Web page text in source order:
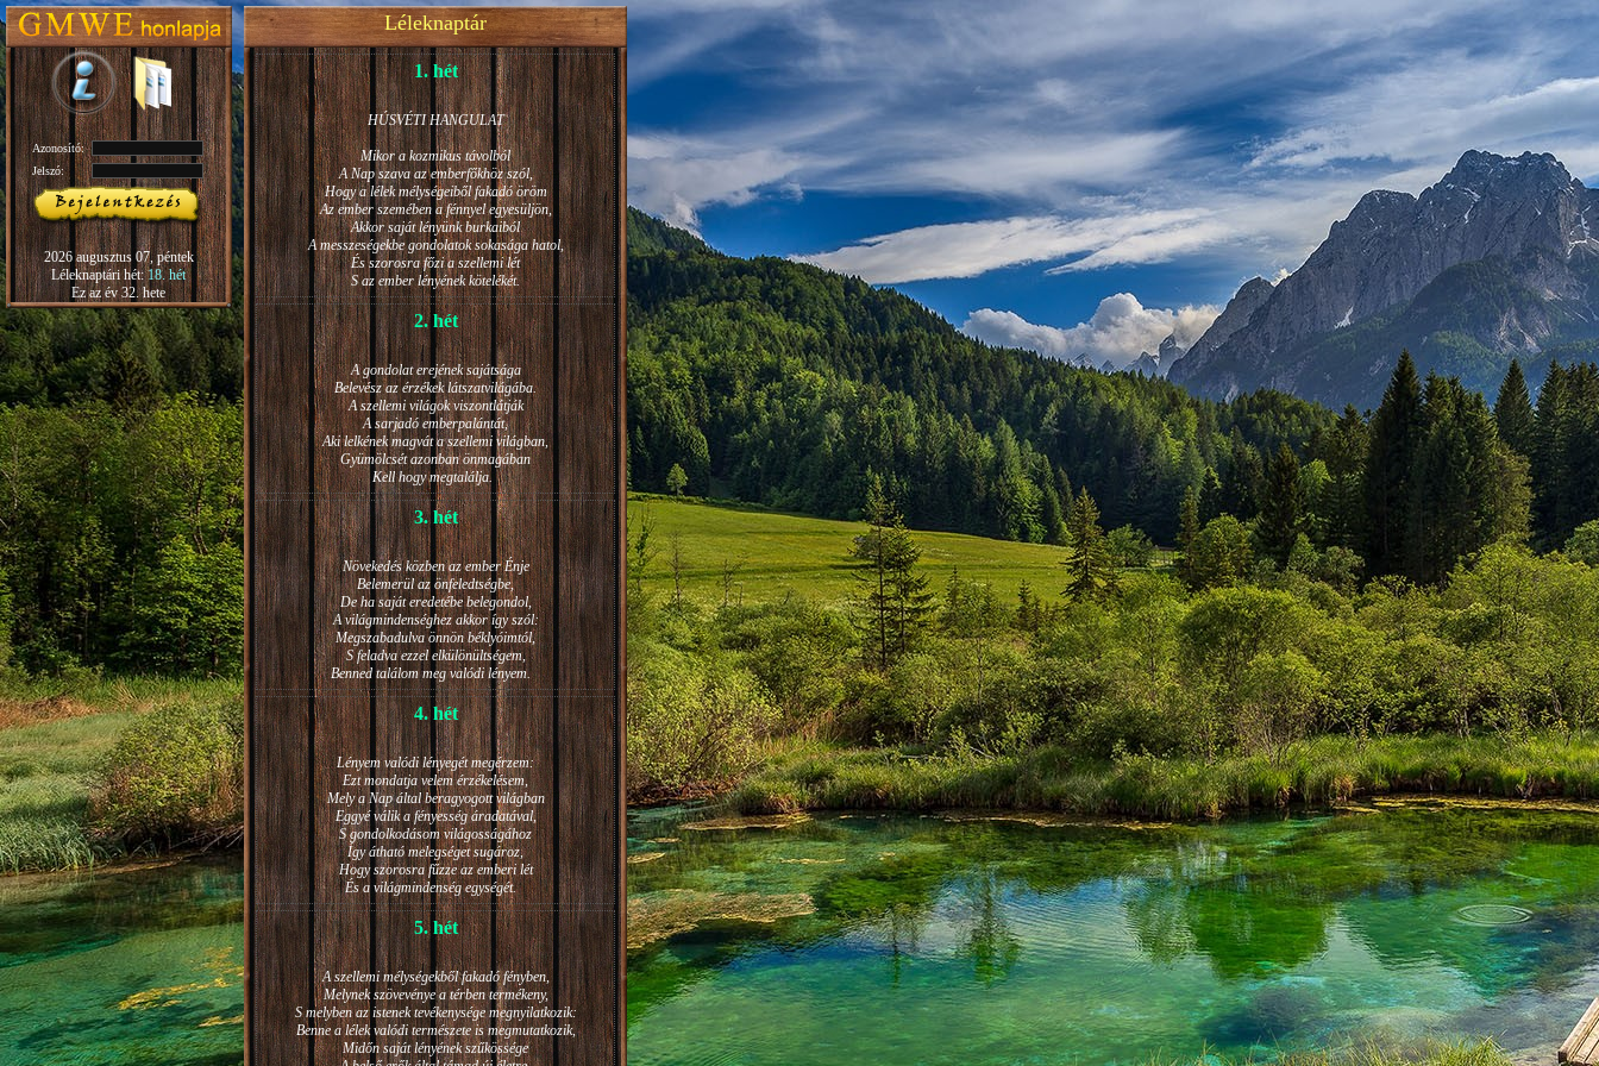
Azonosító:
Jelszó:
2026 augusztus 07, péntek
Léleknaptári hét:18. hét
Ez az év 32. hete
Léleknaptár
1. hét
HÚSVÉTI HANGULAT
Mikor a kozmikus távolból
A Nap szava az emberfőkhöz szól,
Hogy a lélek mélységeiből fakadó öröm
Az ember szemében a fénnyel egyesüljön,
Akkor saját lényünk burkaiból
A messzeségekbe gondolatok sokasága hatol,
És szorosra főzi a szellemi lét
S az ember lényének kötelékét.
2. hét
A gondolat erejének sajátsága
Belevész az érzékek látszatvilágába.
A szellemi világok viszontlátják
A sarjadó emberpalántát,
Aki lelkének magvát a szellemi világban,
Gyümölcsét azonban önmagában
Kell hogy megtalálja.
3. hét
Növekedés közben az ember Énje
Belemerül az önfeledtségbe,
De ha saját eredetébe belegondol,
A világmindenséghez akkor így szól:
Megszabadulva önnön béklyóimtól,
S feladva ezzel elkülönültségem,
Benned találom meg valódi lényem.
4. hét
Lényem valódi lényegét megérzem:
Ezt mondatja velem érzékelésem,
Mely a Nap által beragyogott világban
Eggyé válik a fényesség áradatával,
S gondolkodásom világosságához
Így átható melegséget sugároz,
Hogy szorosra fűzze az emberi lét
És a világmindenség egységét.
5. hét
A szellemi mélységekből fakadó fényben,
Melynek szövevénye a térben termékeny,
S melyben az istenek tevékenysége megnyilatkozik:
Benne a lélek valódi természete is megmutatkozik,
Midőn saját lényének szűkössége